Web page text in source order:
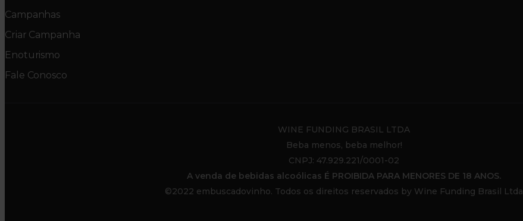
Campanhas
Criar Campanha
Enoturismo
Fale Conosco
WINE FUNDING BRASIL LTDA
Beba menos, beba melhor!
CNPJ: 47.929.221/0001-02
A venda de bebidas alcoólicas É PROIBIDA PARA MENORES DE 18 ANOS.
©2022 embuscadovinho. Todos os direitos reservados by Wine Funding Brasil Ltda